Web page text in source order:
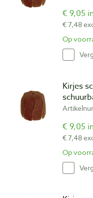
€ 9,05
€ 7,48
Op
Kirjes
€ 9,05
€ 7,48
Op